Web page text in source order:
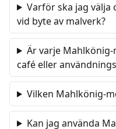
Varför ska jag
vid byte av malverk?
Är varje
café eller
Vilken Mahlkönig-
Kan jag använda